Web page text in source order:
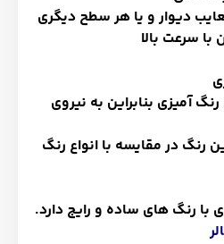
دیوار و یا هر سطح دیگری
سرعت بالا
آمیزی بنابراین به نیروی
رنگ در مقایسه با انواع رنگ
با رنگ های ساده و رایج دارد.